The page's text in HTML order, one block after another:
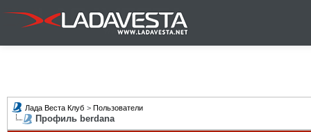
Лада Веста Клуб > Пользователи
Профиль berdana